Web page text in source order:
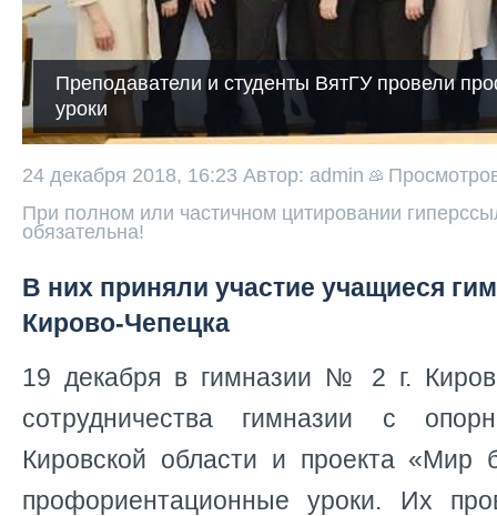
Преподаватели и студенты ВятГУ провели
уроки
24 декабря 2018, 16:23 Автор: admin
При полном или частичном цитировании
обязательна!
В них приняли участие учащиеся
Кирово-Чепецка
19 декабря в гимназии № 2 г.
сотрудничества гимназии с
Кировской области и проекта «Мир
профориентационные уроки. Их